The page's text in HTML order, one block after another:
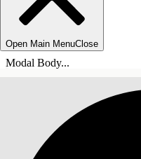
Open Main MenuClose
Modal Body...